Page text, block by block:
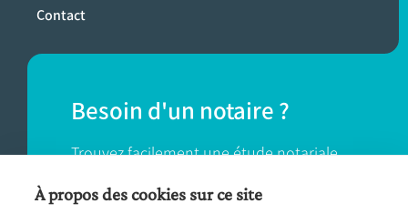
Contact
Besoin d'un notaire ?
Trouvez facilement une étude notariale
près de chez vous.
À propos des cookies sur ce site